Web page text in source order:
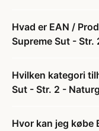
Hvad er EAN /
Supreme Sut - Str.
Hvilken kategori
Sut - Str. 2 -
Hvor kan jeg købe